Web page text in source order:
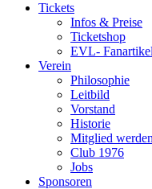
Tickets
Infos & Preise
Ticketshop
EVL- Fanartikel
Verein
Philosophie
Leitbild
Vorstand
Historie
Mitglied werden
Club 1976
Jobs
Sponsoren